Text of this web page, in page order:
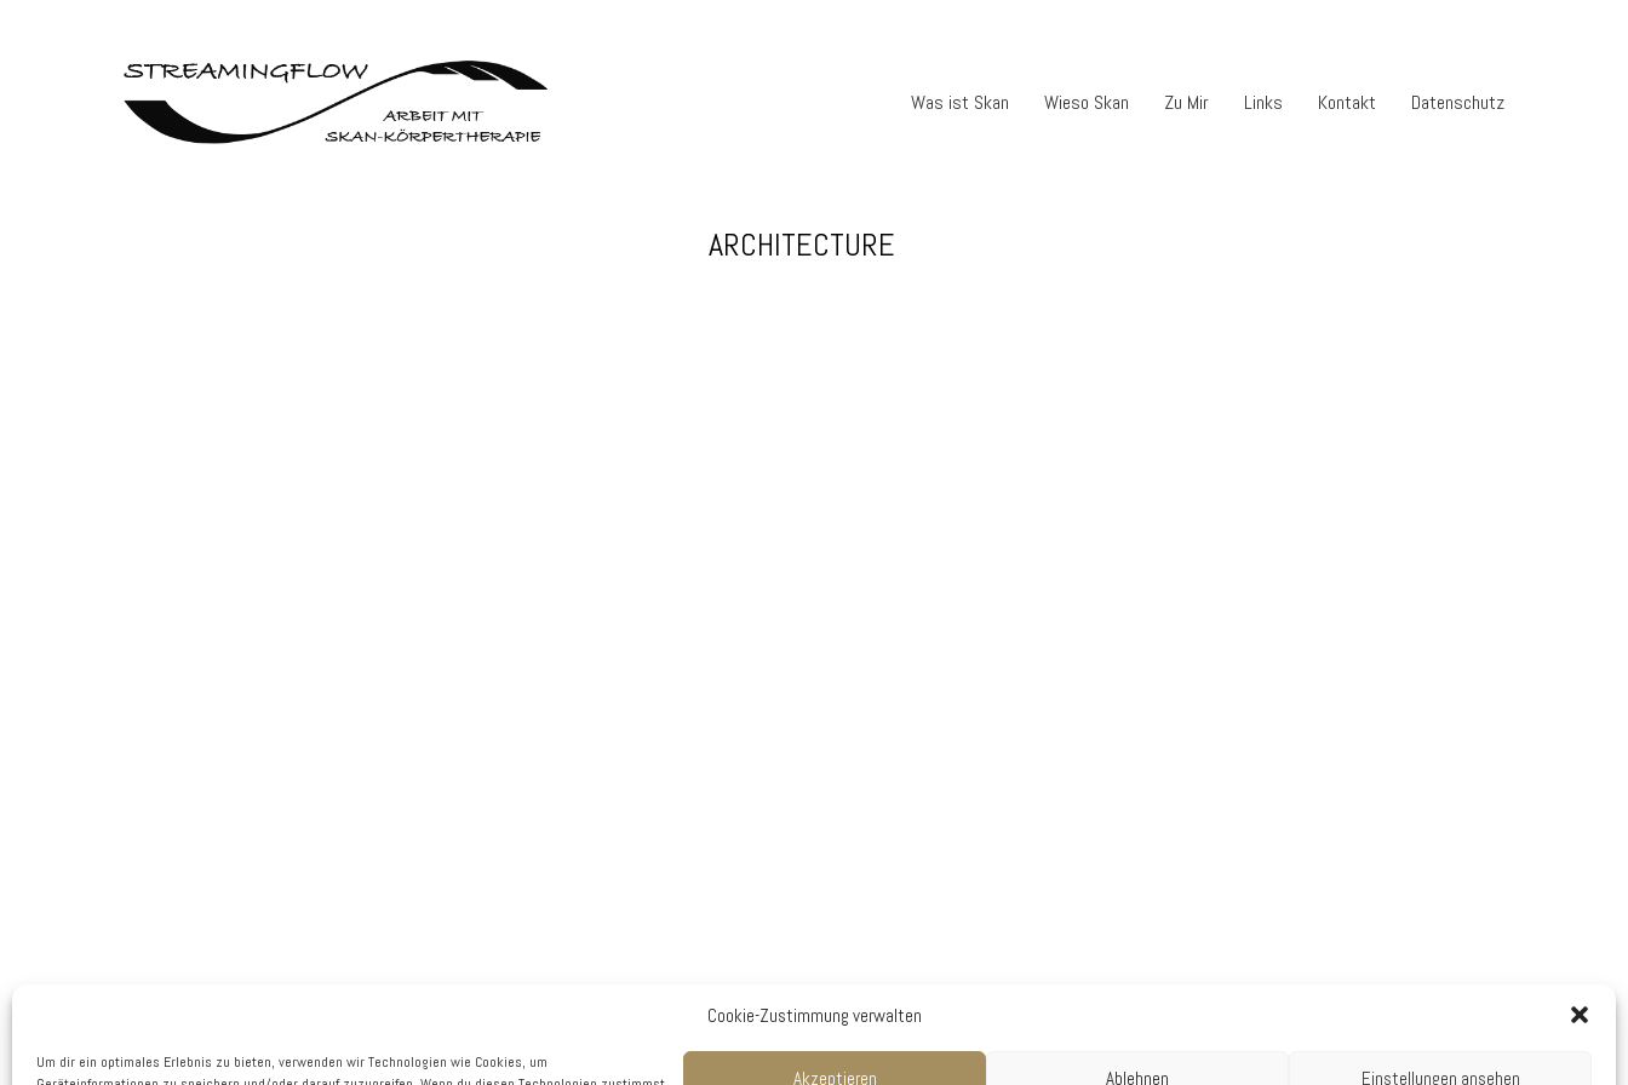
Cookie-Zustimmung verwalten
Um dir ein optimales Erlebnis zu bieten, verwenden wir Technologien wie Cookies, um
Akzeptieren Ablehnen Einstellungen ansehen
Was ist Skan Wieso Skan Zu Mir Links Kontakt Datenschutz
ARCHITECTURE